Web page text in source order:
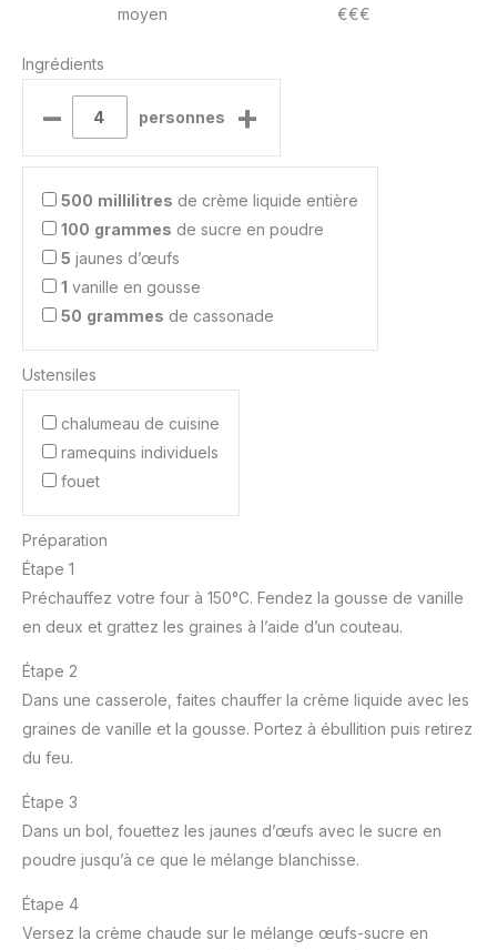
moyen €€€
Ingrédients
– personnes +
500 millilitres de crème liquide entière
100 grammes de sucre en poudre
5 jaunes d’œufs
1 vanille en gousse
50 grammes de cassonade
Ustensiles
chalumeau de cuisine
ramequins individuels
fouet
Préparation
Étape 1
Préchauffez votre four à 150°C. Fendez la gousse de vanille
en deux et grattez les graines à l’aide d’un couteau.
Étape 2
Dans une casserole, faites chauffer la crème liquide avec les
graines de vanille et la gousse. Portez à ébullition puis retirez
du feu.
Étape 3
Dans un bol, fouettez les jaunes d’œufs avec le sucre en
poudre jusqu’à ce que le mélange blanchisse.
Étape 4
Versez la crème chaude sur le mélange œufs-sucre en